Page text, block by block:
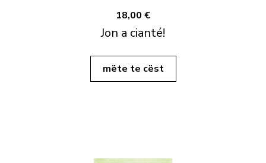
18,00 €
Jon a cianté!
mëte te cëst